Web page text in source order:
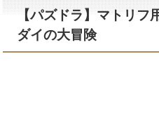
【パズドラ】マトリフ
ダイの大冒険